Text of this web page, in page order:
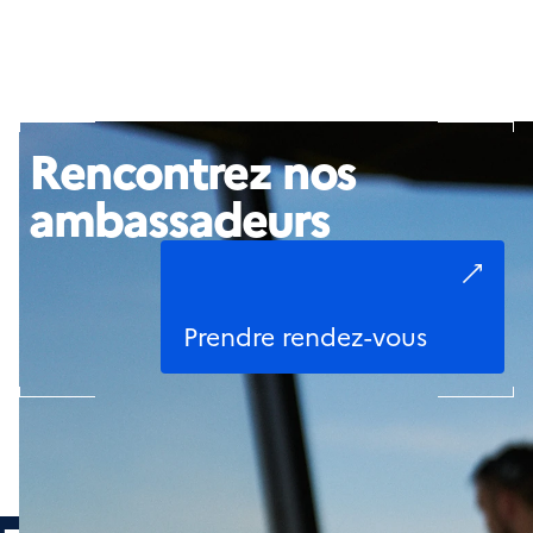
Rencontrez nos
ambassadeurs
Prendre rendez-vous